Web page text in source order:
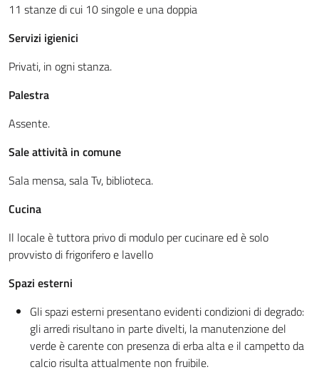
11 stanze di cui 10 singole e una doppia
Servizi igienici
Privati, in ogni stanza.
Palestra
Assente.
Sale attività in comune
Sala mensa, sala Tv, biblioteca.
Cucina
Il locale è tuttora privo di modulo per cucinare ed è solo
provvisto di frigorifero e lavello
Spazi esterni
Gli spazi esterni presentano evidenti condizioni di degrado:
gli arredi risultano in parte divelti, la manutenzione del
verde è carente con presenza di erba alta e il campetto da
calcio risulta attualmente non fruibile.